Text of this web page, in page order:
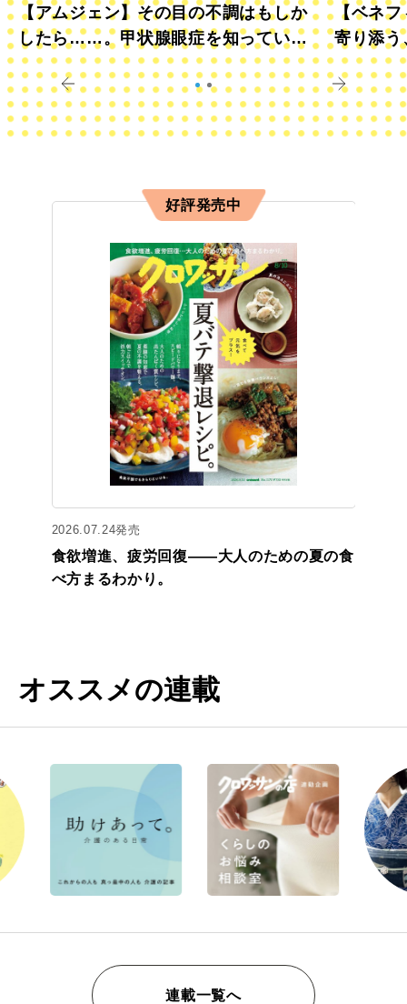
【アムジェン】その目の不調はもしか
したら……。甲状腺眼症を知っていま
すか？
【ベネフ
寄り添う
きに
好評発売中
2026.07.24発売
食欲増進、疲労回復——大人のための夏の食
べ方まるわかり。
オススメの連載
連載一覧へ